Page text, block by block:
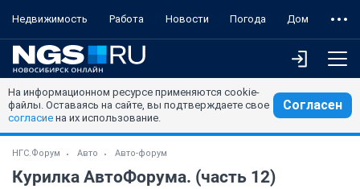
Недвижимость Работа Новости Погода Дом
На информационном ресурсе применяются cookie-
файлы. Оставаясь на сайте, вы подтверждаете свое
согласие на их использование.
Согласен
НГС.Форум Авто Авто-форум
Курилка АвтоФорума. (часть 12)